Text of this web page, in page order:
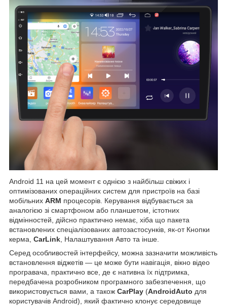
Android 11 на цей момент є однією з найбільш свіжих і
оптимізованих операційних систем для пристроїв на базі
мобільних ARM процесорів. Керування відбувається за
аналогією зі смартфоном або планшетом, істотних
відмінностей, дійсно практично немає, хіба що пакета
встановлених спеціалізованих автозастосунків, як-от Кнопки
керма, CarLink, Налаштування Авто та інше.
Серед особливостей інтерфейсу, можна зазначити можливість
встановлення віджетів — це може бути навігація, вікно відео
програвача, практично все, де є нативна їх підтримка,
передбачена розробником програмного забезпечення, що
використовується вами, а також CarPlay (AndroidAuto для
користувачів Android), який фактично клонує середовище